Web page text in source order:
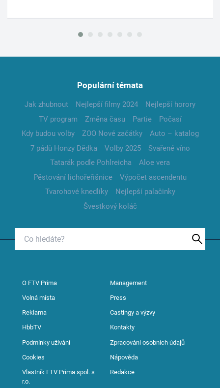
Populární témata
Jak zhubnout Nejlepší filmy 2024
Nejlepší horory
TV program
Změna času Partie
Počasí
Kdy budou volby
ZOO Nové začátky
Auto – katalog
7 pádů Honzy Dědka
Volby 2025
Svařené víno
Tatarák podle Pohlreicha
Aloe vera
Pěstování lichořeřišnice
Výpočet ascendentu
Tvarohové knedlíky
Nejlepší palačinky
Švestkový koláč
O FTV Prima Management
Volná místa Press
Reklama Castingy a výzvy
HbbTV Kontakty
Podmínky užívání Zpracování osobních údajů
Cookies Nápověda
Vlastník FTV Prima spol. s
r.o.
Redakce